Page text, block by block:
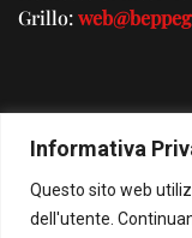
Informativa
Questo sito web
dell'utente.
Grillo: